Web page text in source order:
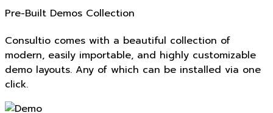
Pre-Built Demos Collection
Consultio comes with a beautiful collection of
modern, easily importable, and highly customizable
demo layouts. Any of which can be installed via one
click.